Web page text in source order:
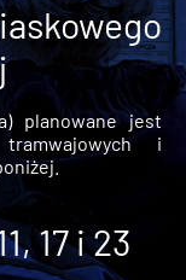
planowane jest
i
17 i 23